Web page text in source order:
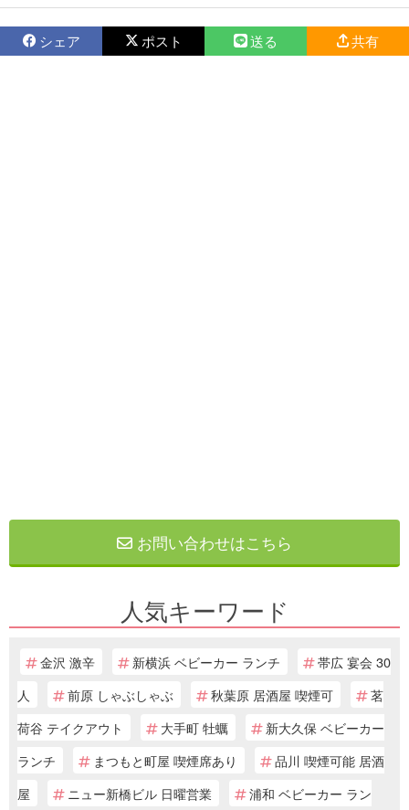
シェア ポスト 送る 共有
お問い合わせはこちら
人気キーワード
金沢 激辛 新横浜 ベビーカー ランチ
帯広 宴会 30
人
前原 しゃぶしゃぶ 秋葉原 居酒屋 喫煙可
茗
荷谷 テイクアウト
大手町 牡蠣
新大久保 ベビーカー
ランチ
まつもと町屋 喫煙席あり
品川 喫煙可能 居酒
屋
ニュー新橋ビル 日曜営業
浦和 ベビーカー ラン